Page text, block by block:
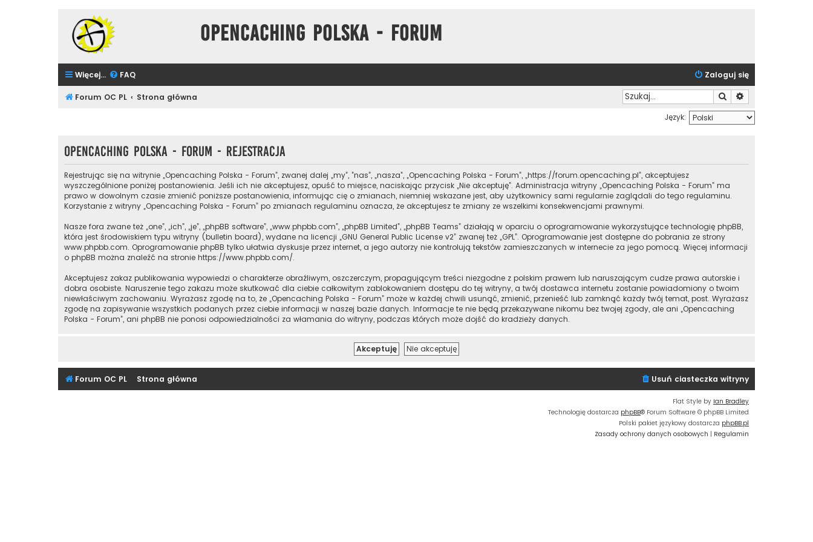
Opencaching Polska - Forum
Więcej… FAQ Zaloguj się
Forum OC PL Strona główna Szukaj
Język:
Opencaching Polska - Forum - Rejestracja
Rejestrując się na witrynie „Opencaching Polska - Forum”, zwanej dalej „my”, ”nas”, „nasza”, „Opencaching Polska - Forum”, „https://forum.opencaching.pl”, akceptujesz
wyszczególnione poniżej postanowienia. Jeśli ich nie akceptujesz, opuść to miejsce, naciskając przycisk „Nie akceptuję”. Administracja witryny „Opencaching Polska - Forum” ma
prawo w dowolnym czasie zmienić poniższe postanowienia, informując cię o zmianach, niemniej wskazane jest, aby użytkownicy sami regularnie zaglądali do tego regulaminu.
Korzystanie z witryny „Opencaching Polska - Forum” po zmianach regulaminu oznacza, że akceptujesz te zmiany ze wszelkimi konsekwencjami prawnymi.
Nasze fora zwane też „one”, „ich”, „je”, „phpBB software”, „www.phpbb.com”, „phpBB Limited”, „phpBB Teams” działają w oparciu o oprogramowanie wykorzystujące technologię phpBB,
która jest środowiskiem typu witryny (bulletin board), wydane na licencji „GNU General Public License v2” zwanej też „GPL”. Oprogramowanie jest dostępne do pobrania ze strony
www.phpbb.com. Oprogramowanie phpBB tylko ułatwia dyskusje przez internet, a jego autorzy nie kontrolują tekstów zamieszczanych w internecie za jego pomocą. Więcej informacji
o phpBB można znaleźć na stronie https://www.phpbb.com/.
Akceptujesz zakaz publikowania wypowiedzi o charakterze obraźliwym, oszczerczym, propagującym treści niezgodne z polskim prawem lub naruszającym cudze prawa autorskie i
dobra osobiste. Naruszenie tego zakazu może skutkować dla ciebie całkowitym zablokowaniem dostępu do tej witryny, a twój dostawca internetu zostanie powiadomiony o twoim
niewłaściwym zachowaniu. Wyrażasz zgodę na to, że „Opencaching Polska - Forum” może w każdej chwili usunąć, zmienić, przenieść lub zamknąć każdy twój temat, post. Wyrażasz
zgodę na zapisywanie wszystkich podanych przez ciebie informacji w naszej bazie danych. Informacje te nie będą przekazywane nikomu bez twojej zgody, ale ani „Opencaching
Polska - Forum”, ani phpBB nie ponosi odpowiedzialności za włamania do witryny, podczas których może dojść do kradzieży danych.
Forum OC PL Strona główna Usuń ciasteczka witryny
Flat Style by Ian Bradley
Technologię dostarcza phpBB® Forum Software © phpBB Limited
Polski pakiet językowy dostarcza phpBB.pl
Zasady ochrony danych osobowych | Regulamin